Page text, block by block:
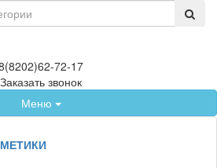
72-17
Заказать звонок
Меню